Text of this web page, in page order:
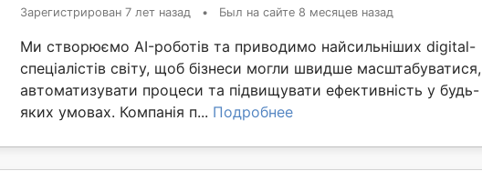
Зарегистрирован 7 лет назад • Был на сайте 8 месяцев назад
Ми створюємо AI-роботів та приводимо найсильніших digital-
спеціалістів світу, щоб бізнеси могли швидше масштабуватися,
автоматизувати процеси та підвищувати ефективність у будь-
яких умовах. Компанія п... Подробнее